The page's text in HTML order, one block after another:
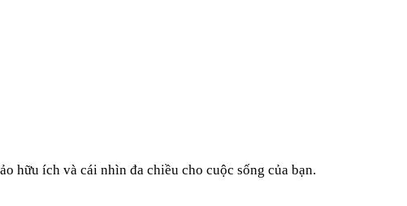
hữu ích và cái nhìn đa chiều cho cuộc sống của bạn.